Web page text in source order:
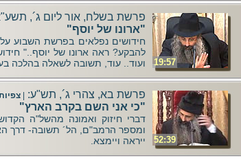
19:57
פרשת בשלח, אור ליום ג´,
"ארונו של יוסף"
חידושים נפלאים בפרשת השבוע
להבקע? ראה ארונו של יוסף.."
ועוד.. עוד, תשובה לשאלה בהלכה
52:39
פרשת בא, צהרי ג´, תש"ע: | צפיות:
"כי אני השם בקרב הארץ"
דברי חיזוק ואמונה מהשל"ה
ומספר הרמב"ם, הל´ תשובה- דרך
ייראה ויימצא.